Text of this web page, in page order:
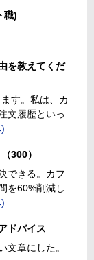
職)
を教えてくだ
す。私は、カ
文履歴といっ
300）
できる。カフ
を60%削減し
ドバイス
文章にした。